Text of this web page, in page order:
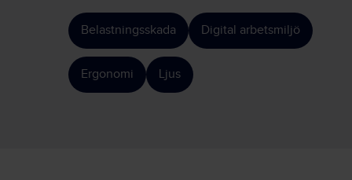
Belastningsskada Digital arbetsmiljö
Ergonomi Ljus